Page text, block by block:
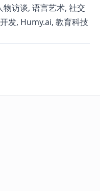
物访谈, 语言艺术, 社交
发, Humy.ai, 教育科技